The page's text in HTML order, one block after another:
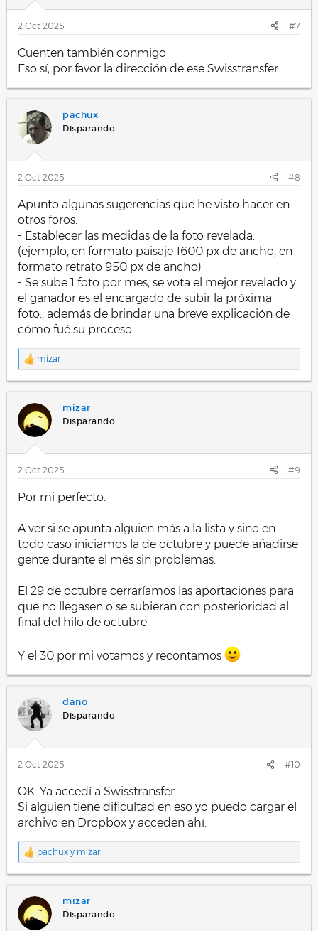
e
s
:
2 Oct 2025 #7
Cuenten también conmigo
Eso sí, por favor la dirección de ese Swisstransfer
pachux
Disparando
2 Oct 2025 #8
Apunto algunas sugerencias que he visto hacer en
otros foros.
- Establecer las medidas de la foto revelada.
(ejemplo, en formato paisaje 1600 px de ancho, en
formato retrato 950 px de ancho)
- Se sube 1 foto por mes, se vota el mejor revelado y
el ganador es el encargado de subir la próxima
foto., además de brindar una breve explicación de
cómo fué su proceso .
R
a
c
i
o
e
s
:
mizar
mizar
Disparando
2 Oct 2025 #9
Por mi perfecto.
A ver si se apunta alguien más a la lista y sino en
todo caso iniciamos la de octubre y puede añadirse
gente durante el més sin problemas.
El 29 de octubre cerraríamos las aportaciones para
que no llegasen o se subieran con posterioridad al
final del hilo de octubre.
Y el 30 por mi votamos y recontamos
dano
Disparando
2 Oct 2025 #10
OK. Ya accedí a Swisstransfer.
Si alguien tiene dificultad en eso yo puedo cargar el
archivo en Dropbox y acceden ahí.
R
c
i
o
pachux y mizar
mizar
Disparando